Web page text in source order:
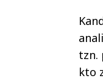
tzn.
kto